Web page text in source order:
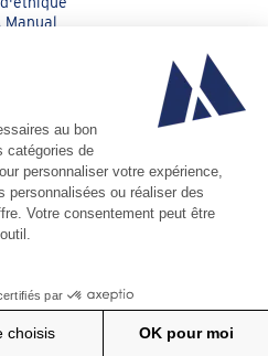
Manual
des fournisseurs
générales
2026